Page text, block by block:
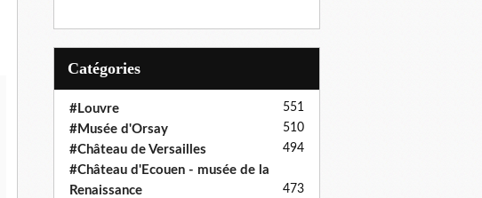
Catégories
#Louvre 551
#Musée d'Orsay 510
#Château de Versailles 494
#Château d'Ecouen - musée de la
Renaissance
473